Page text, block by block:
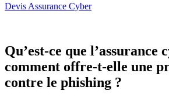
Devis Assurance Cyber
Qu’est-ce que l’assurance
comment offre-t-elle une
contre le phishing ?